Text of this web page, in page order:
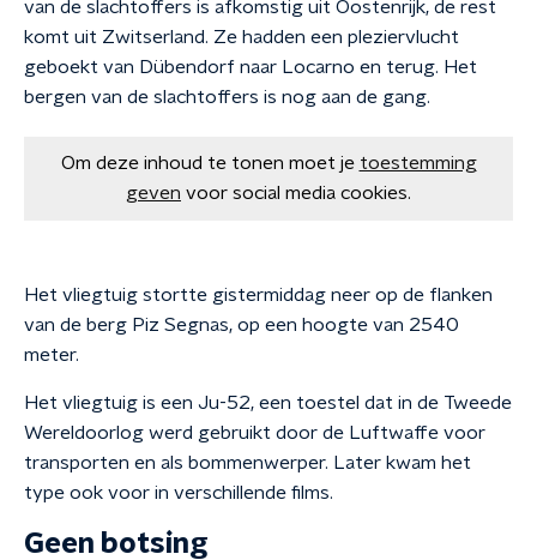
van de slachtoffers is afkomstig uit Oostenrijk, de rest
komt uit Zwitserland. Ze hadden een pleziervlucht
geboekt van Dübendorf naar Locarno en terug. Het
bergen van de slachtoffers is nog aan de gang.
Om deze inhoud te tonen moet je toestemming
geven voor social media cookies.
Het vliegtuig stortte gistermiddag neer op de flanken
van de berg Piz Segnas, op een hoogte van 2540
meter.
Het vliegtuig is een Ju-52, een toestel dat in de Tweede
Wereldoorlog werd gebruikt door de Luftwaffe voor
transporten en als bommenwerper. Later kwam het
type ook voor in verschillende films.
Geen botsing